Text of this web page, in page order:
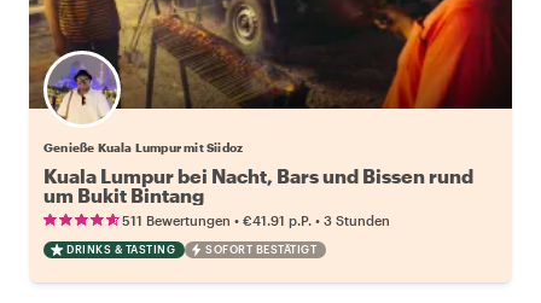
Genieße Kuala Lumpur mit Siidoz
Kuala Lumpur bei Nacht, Bars und Bissen rund
um Bukit Bintang
511 Bewertungen • €41.91 p.P. • 3 Stunden
DRINKS & TASTING SOFORT BESTÄTIGT